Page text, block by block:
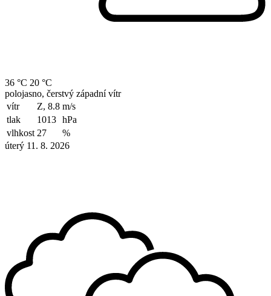
36 °C 20 °C
polojasno, čerstvý západní vítr
vítr
Z, 8.8 m/s
tlak
1013 hPa
vlhkost 27
%
úterý 11. 8. 2026